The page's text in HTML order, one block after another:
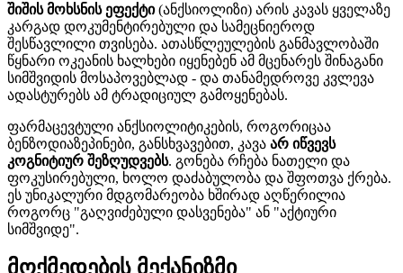
შიშის მოხსნის ეფექტი(ანქსიოლიზი) არის კავას ყველაზე
კარგად დოკუმენტირებული და სამეცნიეროდ
შესწავლილი თვისება. ათასწლეულების განმავლობაში
წყნარი ოკეანის ხალხები იყენებენ ამ მცენარეს შინაგანი
სიმშვიდის მოსაპოვებლად - და თანამედროვე კვლევა
ადასტურებს ამ ტრადიციულ გამოყენებას.
ფარმაცევტული ანქსიოლიტიკების, როგორიცაა
ბენზოდიაზეპინები, განსხვავებით, კავა არ იწვევს
კოგნიტიურ შეზღუდვებს. გონება რჩება ნათელი და
ფოკუსირებული, ხოლო დაძაბულობა და შფოთვა ქრება.
ეს უნიკალური მდგომარეობა ხშირად აღწერილია
როგორც "გაღვიძებული დასვენება" ან "აქტიური
სიმშვიდე".
მოქმედების მექანიზმი